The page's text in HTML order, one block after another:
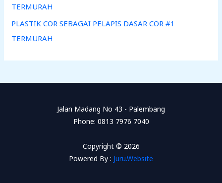
TERMURAH
PLASTIK COR SEBAGAI PELAPIS DASAR COR #1
TERMURAH
Jalan Madang No 43 - Palembang
Phone: 0813 7976 7040
Copyright © 2026
Powered By : Juru.Website